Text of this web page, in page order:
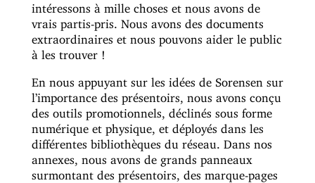
intéressons à mille choses et nous avons de
vrais partis-pris. Nous avons des documents
extraordinaires et nous pouvons aider le public
à les trouver !
En nous appuyant sur les idées de Sorensen sur
l’importance des présentoirs, nous avons conçu
des outils promotionnels, déclinés sous forme
numérique et physique, et déployés dans les
différentes bibliothèques du réseau. Dans nos
annexes, nous avons de grands panneaux
surmontant des présentoirs, des marque-pages